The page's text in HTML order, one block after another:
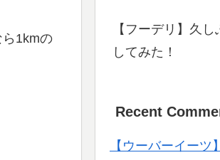
1kmの
【フーデリ】久
してみた！
Recent
【ウーバーイー